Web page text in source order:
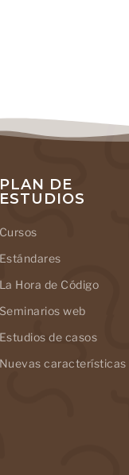
PLAN DE
ESTUDIOS
Cursos
Estándares
La Hora de Código
Seminarios web
Estudios de casos
Nuevas características